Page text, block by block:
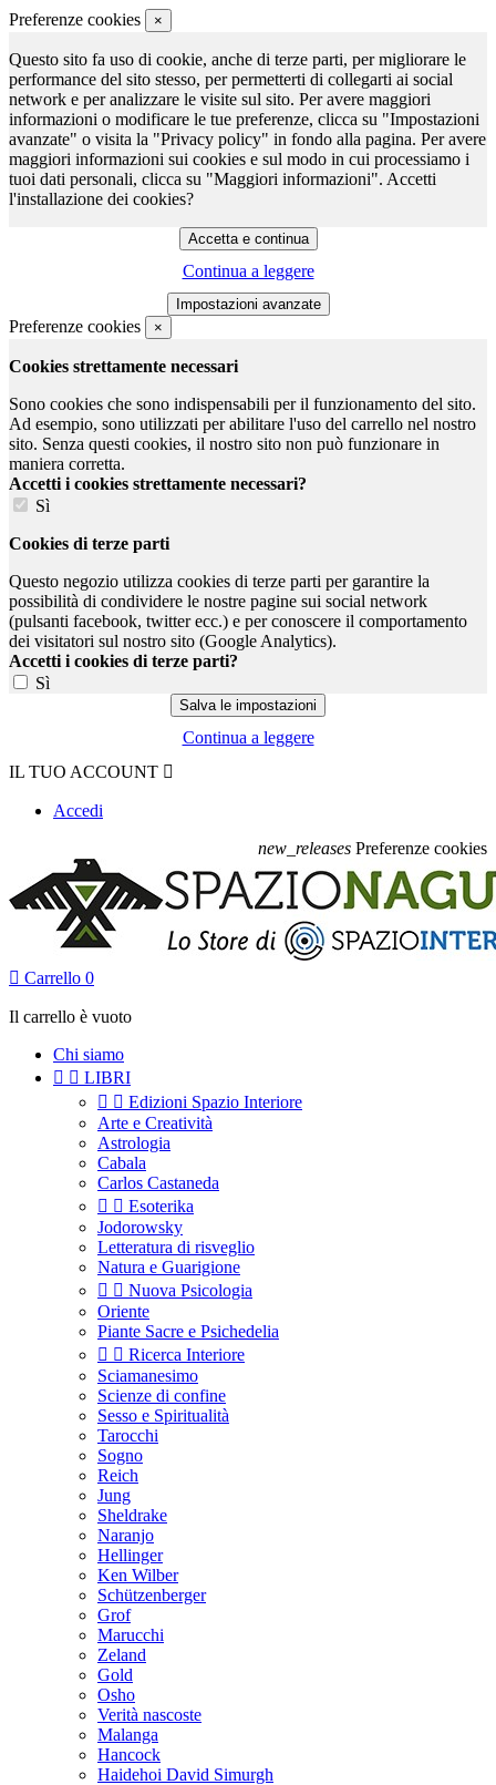
Preferenze cookies ×
Questo sito fa uso di cookie, anche di terze parti, per migliorare le
performance del sito stesso, per permetterti di collegarti ai social
network e per analizzare le visite sul sito. Per avere maggiori
informazioni o modificare le tue preferenze, clicca su "Impostazioni
avanzate" o visita la "Privacy policy" in fondo alla pagina. Per avere
maggiori informazioni sui cookies e sul modo in cui processiamo i
tuoi dati personali, clicca su "Maggiori informazioni". Accetti
l'installazione dei cookies?
Continua a leggere
Preferenze cookies ×
Cookies strettamente necessari
Sono cookies che sono indispensabili per il funzionamento del sito.
Ad esempio, sono utilizzati per abilitare l'uso del carrello nel nostro
sito. Senza questi cookies, il nostro sito non può funzionare in
maniera corretta.
Accetti i cookies strettamente necessari?
Sì
Cookies di terze parti
Questo negozio utilizza cookies di terze parti per garantire la
possibilità di condividere le nostre pagine sui social network
(pulsanti facebook, twitter ecc.) e per conoscere il comportamento
dei visitatori sul nostro sito (Google Analytics).
Accetti i cookies di terze parti?
Sì
Continua a leggere
IL TUO ACCOUNT 
Accedi
new_releases Preferenze cookies
 Carrello 0
Il carrello è vuoto
Chi siamo
  LIBRI
  Edizioni Spazio Interiore
Arte e Creatività
Astrologia
Cabala
Carlos Castaneda
  Esoterika
Jodorowsky
Letteratura di risveglio
Natura e Guarigione
  Nuova Psicologia
Oriente
Piante Sacre e Psichedelia
  Ricerca Interiore
Sciamanesimo
Scienze di confine
Sesso e Spiritualità
Tarocchi
Sogno
Reich
Jung
Sheldrake
Naranjo
Hellinger
Ken Wilber
Schützenberger
Grof
Marucchi
Zeland
Gold
Osho
Verità nascoste
Malanga
Hancock
Haidehoi David Simurgh